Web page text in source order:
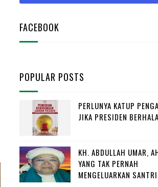
FACEBOOK
POPULAR POSTS
PERLUNYA KATUP
JIKA PRESIDEN
KH. ABDULLAH UMAR,
YANG TAK PERNAH
MENGELUARKAN SANTRI